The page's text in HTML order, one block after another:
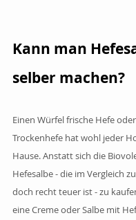
Kann man
selber machen?
Einen Würfel frische Hefe
Trockenhefe hat wohl jeder
Hause. Anstatt sich die
Hefesalbe - die im Vergleich
doch recht teuer ist - zu
eine Creme oder Salbe mit